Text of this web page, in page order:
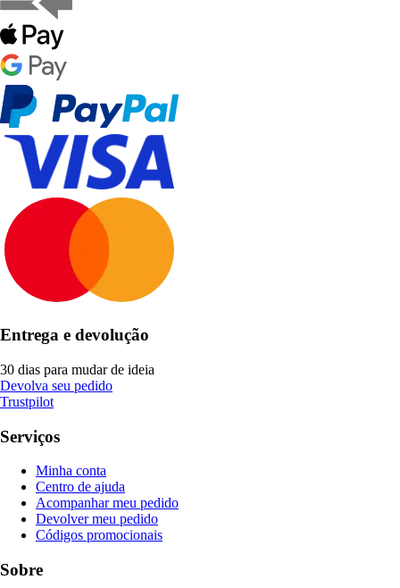
Entrega e devolução
30 dias para mudar de ideia
Devolva seu pedido
Trustpilot
Serviços
Minha conta
Centro de ajuda
Acompanhar meu pedido
Devolver meu pedido
Códigos promocionais
Sobre